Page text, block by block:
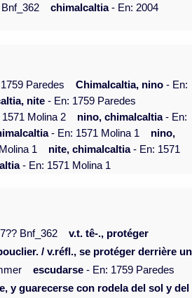
chimalcaltia- En: 2004
Paredes Chimalcaltia, nino - En:
nite - En: 1759 Paredes
Molina 2 nino, chimalcaltia- En:
- En: 1571 Molina 1
nino,
1 nite, chimalcaltia- En: 1571
- En: 1571 Molina 1
Bnf_362
v.t. tê-., protéger
/ v.réfl., se protéger derrière un
escudarse - En: 1759 Paredes
y guarecerse con rodela del sol y del